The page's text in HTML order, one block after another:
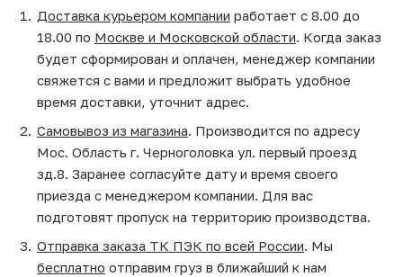
Доставка курьером компании работает с 8.00 до
18.00 по Москве и Московской области. Когда заказ
будет сформирован и оплачен, менеджер компании
свяжется с вами и предложит выбрать удобное
время доставки, уточнит адрес.
Самовывоз из магазина. Производится по адресу
Мос. Область г. Черноголовка ул. первый проезд
зд.8. Заранее согласуйте дату и время своего
приезда с менеджером компании. Для вас
подготовят пропуск на территорию производства.
Отправка заказа ТК ПЭК по всей России. Мы
бесплатно отправим груз в ближайший к нам